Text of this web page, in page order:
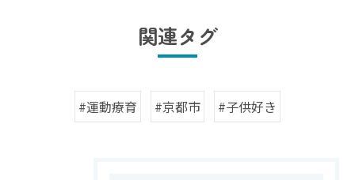
関連タグ
#運動療育 #京都市 #子供好き